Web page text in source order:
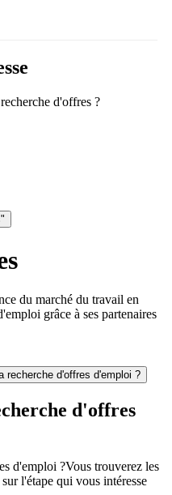
d'offres ?
du marché du travail en
grâce à ses partenaires
recherche d'offres d'emploi ?
d'offres
d'emploi ?Vous trouverez les
l'étape qui vous intéresse